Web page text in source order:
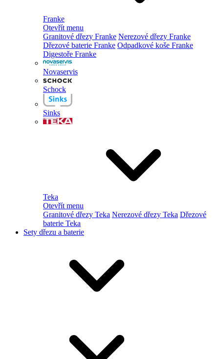
Franke
Otevřít menu
Granitové dřezy Franke Nerezové dřezy Franke
Dřezové baterie Franke Odpadkové koše Franke
Digestoře Franke
Novaservis
Schock
Sinks
Teka
Otevřít menu
Granitové dřezy Teka Nerezové dřezy Teka Dřezové
baterie Teka
Sety dřezu a baterie